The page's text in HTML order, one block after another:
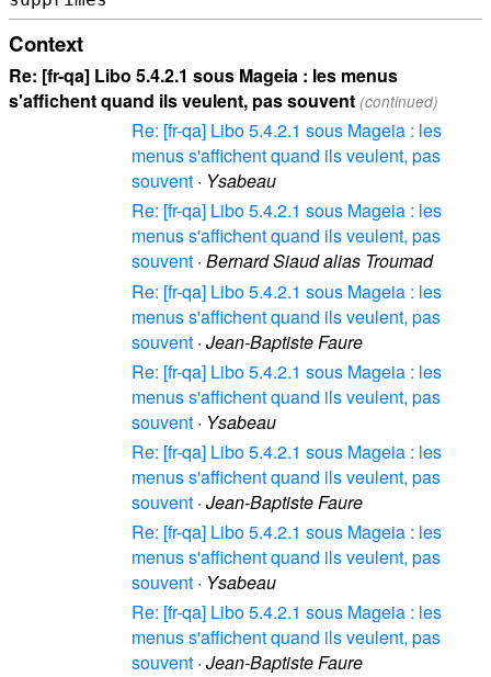
Context
Re: [fr-qa] Libo 5.4.2.1 sous Mageia : les menus
s'affichent quand ils veulent, pas souvent (continued)
Re: [fr-qa] Libo 5.4.2.1 sous Mageia : les
menus s'affichent quand ils veulent, pas
souvent · Ysabeau
Re: [fr-qa] Libo 5.4.2.1 sous Mageia : les
menus s'affichent quand ils veulent, pas
souvent · Bernard Siaud alias Troumad
Re: [fr-qa] Libo 5.4.2.1 sous Mageia : les
menus s'affichent quand ils veulent, pas
souvent · Jean-Baptiste Faure
Re: [fr-qa] Libo 5.4.2.1 sous Mageia : les
menus s'affichent quand ils veulent, pas
souvent · Ysabeau
Re: [fr-qa] Libo 5.4.2.1 sous Mageia : les
menus s'affichent quand ils veulent, pas
souvent · Jean-Baptiste Faure
Re: [fr-qa] Libo 5.4.2.1 sous Mageia : les
menus s'affichent quand ils veulent, pas
souvent · Ysabeau
Re: [fr-qa] Libo 5.4.2.1 sous Mageia : les
menus s'affichent quand ils veulent, pas
souvent · Jean-Baptiste Faure